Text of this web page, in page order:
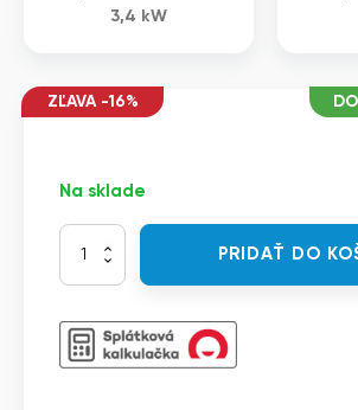
3,4 kW
ZĽAVA -16%
Na sklade
množstvo
FTXM35A+RXM35A9+W
Split
Perfera
PRIDAŤ DO